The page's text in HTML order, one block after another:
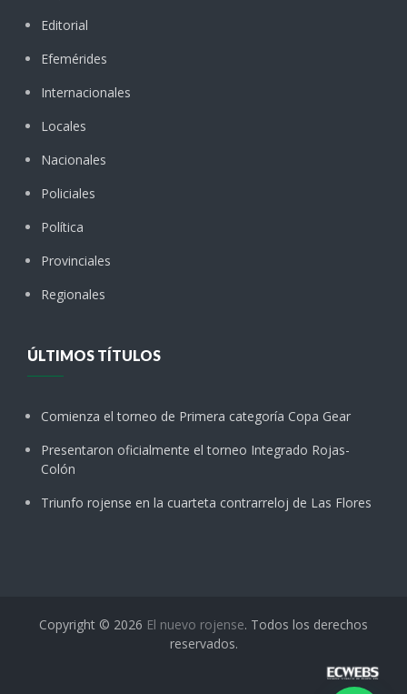
Editorial
Efemérides
Internacionales
Locales
Nacionales
Policiales
Política
Provinciales
Regionales
ÚLTIMOS TÍTULOS
Comienza el torneo de Primera categoría Copa Gear
Presentaron oficialmente el torneo Integrado Rojas-
Colón
Triunfo rojense en la cuarteta contrarreloj de Las Flores
Copyright © 2026 El nuevo rojense. Todos los derechos
reservados.